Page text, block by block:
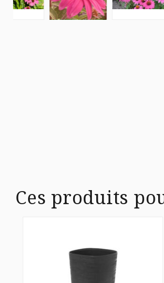
Ces produits